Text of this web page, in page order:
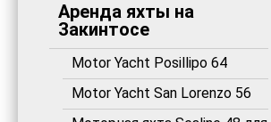
Аренда яхты на
Закинтосе
Motor Yacht Posillipo 64
Motor Yacht San Lorenzo 56